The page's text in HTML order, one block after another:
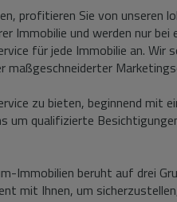
profitieren Sie von unseren
Immobilie und werden nur
für jede Immobilie an.
zu bieten, beginnend mit
um qualifizierte
Immobilien beruht auf drei
mit Ihnen, um